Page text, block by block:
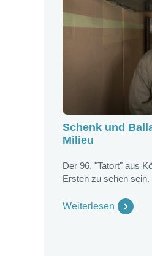
Schenk und
Milieu
Der 96. "Tatort" aus
Ersten zu sehen
Weiterlesen